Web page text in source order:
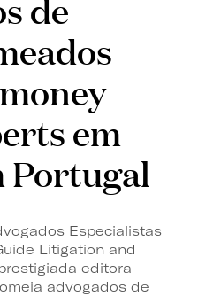
de
em
Portugal
Especialistas
Litigation and
editora
advogados de